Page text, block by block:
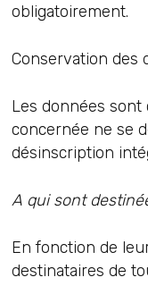
obligatoirement.
Conservation des
Les données
concernée ne se
désinscription
A qui sont
En fonction de
destinataires de